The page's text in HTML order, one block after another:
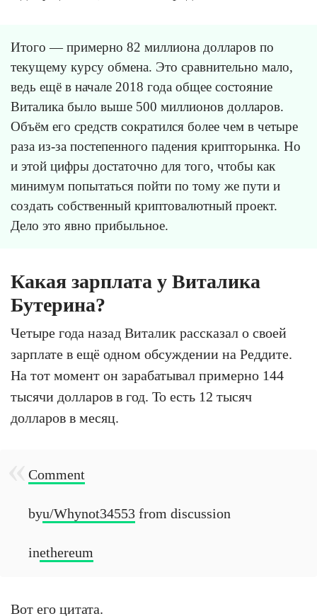
Итого — примерно 82 миллиона долларов по
текущему курсу обмена. Это сравнительно мало,
ведь ещё в начале 2018 года общее состояние
Виталика было выше 500 миллионов долларов.
Объём его средств сократился более чем в четыре
раза из-за постепенного падения крипторынка. Но
и этой цифры достаточно для того, чтобы как
минимум попытаться пойти по тому же пути и
создать собственный криптовалютный проект.
Дело это явно прибыльное.
Какая зарплата у Виталика
Бутерина?
Четыре года назад Виталик рассказал о своей
зарплате в ещё одном обсуждении на Реддите.
На тот момент он зарабатывал примерно 144
тысячи долларов в год. То есть 12 тысяч
долларов в месяц.
Comment
byu/Whynot34553 from discussion
inethereum
Вот его цитата.